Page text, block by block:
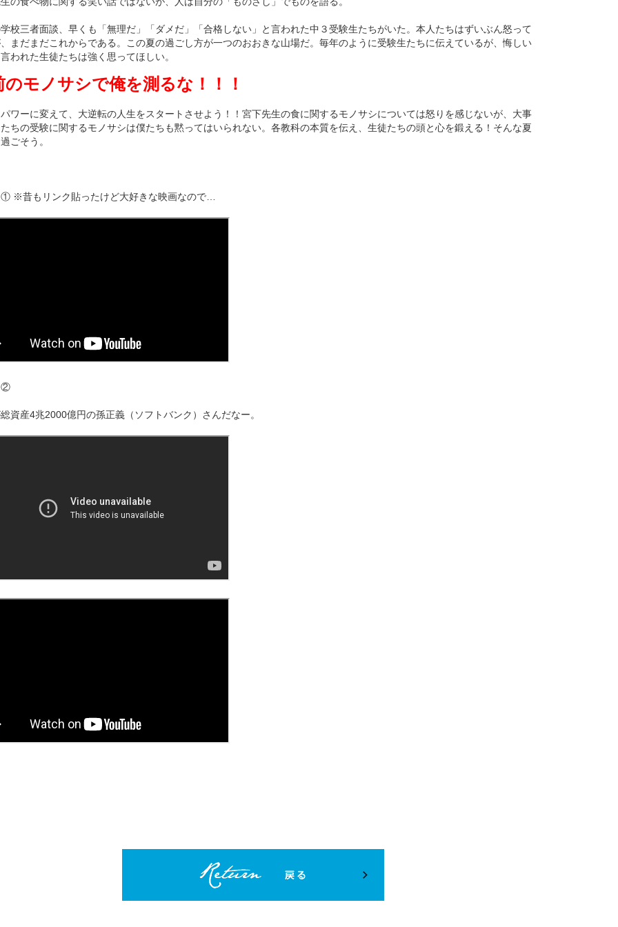
校三者面談、早くも「無理だ」「ダメだ」「合格しない」と言われた中３受験生たちがいた。本人たちはずいぶん怒って
まだまだこれからである。この夏の過ごし方が一つのおおきな山場だ。毎年のように受験生たちに伝えているが、悔しい
われた生徒たちは強く思ってほしい。
のモノサシで俺を測るな！！！
ワーに変えて、大逆転の人生をスタートさせよう！！宮下先生の食に関するモノサシについては怒りを感じないが、大事
ちの受験に関するモノサシは僕たちも黙ってはいられない。各教科の本質を伝え、生徒たちの頭と心を鍛える！そんな夏
ごそう。
※昔もリンク貼ったけど大好きな映画なので…
②
資産4兆2000億円の孫正義（ソフトバンク）さんだなー。